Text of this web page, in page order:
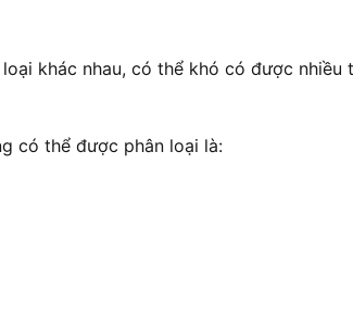
khác nhau, có thể khó có được
có thể được phân loại là: